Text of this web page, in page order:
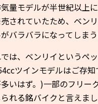
量モデルが半世紀以上
されていたため、ベン
バラバラになってしまう
は、ベンリイというペ
ツインモデルはご存
いはず。)一部のフリー
れる銘バイクと言えまし